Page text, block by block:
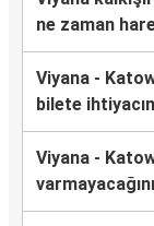
ne zaman
Viyana -
bilete
Viyana -